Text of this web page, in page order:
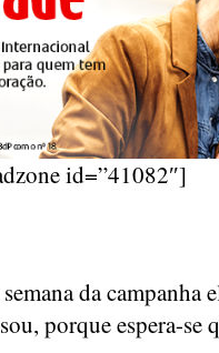
id=”41082″]
da campanha
porque espera-se